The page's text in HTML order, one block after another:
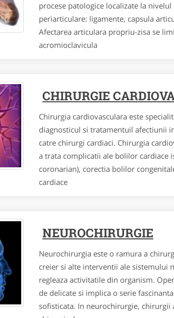
procese patologice localizate la
periarticulare: ligamente, capsula
Afectarea articulara propriu-zisa se
acromioclavicula
CHIRURGIE
Chirurgia cardiovasculara este
diagnosticul si tratamentuil afectiunii
catre chirurgi cardiaci. Chirurgia
a trata complicatii ale bolilor cardiace
coronarian), corectia bolilor
cardiace
NEUROCHIRURGIE
Neurochirurgia este o ramura a
creier si alte interventii ale sistemului
regleaza activitatile din organism.
de delicate si implica o serie
sofisticata. In neurochirurgie, chirurgii